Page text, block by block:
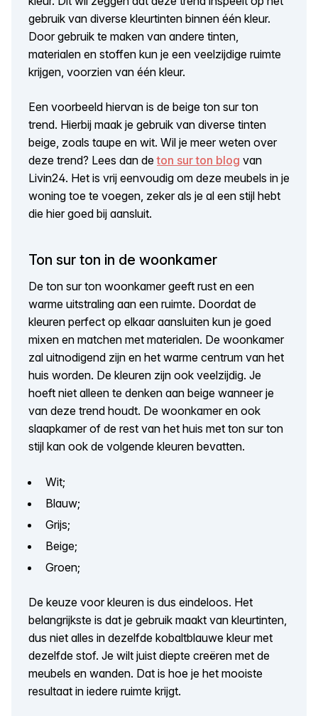
gebruik van diverse kleurtinten binnen één kleur.
Door gebruik te maken van andere tinten,
materialen en stoffen kun je een veelzijdige ruimte
krijgen, voorzien van één kleur.
Een voorbeeld hiervan is de beige ton sur ton
trend. Hierbij maak je gebruik van diverse tinten
beige, zoals taupe en wit. Wil je meer weten over
deze trend? Lees dan deton sur ton blog van
Livin24. Het is vrij eenvoudig om deze meubels in je
woning toe te voegen, zeker als je al een stijl hebt
die hier goed bij aansluit.
Ton sur ton in de woonkamer
De ton sur ton woonkamer geeft rust en een
warme uitstraling aan een ruimte. Doordat de
kleuren perfect op elkaar aansluiten kun je goed
mixen en matchen met materialen. De woonkamer
zal uitnodigend zijn en het warme centrum van het
huis worden. De kleuren zijn ook veelzijdig. Je
hoeft niet alleen te denken aan beige wanneer je
van deze trend houdt. De woonkamer en ook
slaapkamer of de rest van het huis met ton sur ton
stijl kan ook de volgende kleuren bevatten.
Wit;
Blauw;
Grijs;
Beige;
Groen;
De keuze voor kleuren is dus eindeloos. Het
belangrijkste is dat je gebruik maakt van kleurtinten,
dus niet alles in dezelfde kobaltblauwe kleur met
dezelfde stof. Je wilt juist diepte creëren met de
meubels en wanden. Dat is hoe je het mooiste
resultaat in iedere ruimte krijgt.